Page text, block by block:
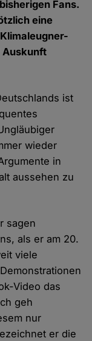
Fans.
eine
Auskunft
ist
wieder
in
aussehen zu
sagen
als er am 20.
viele
Video das
geh
nur
er die